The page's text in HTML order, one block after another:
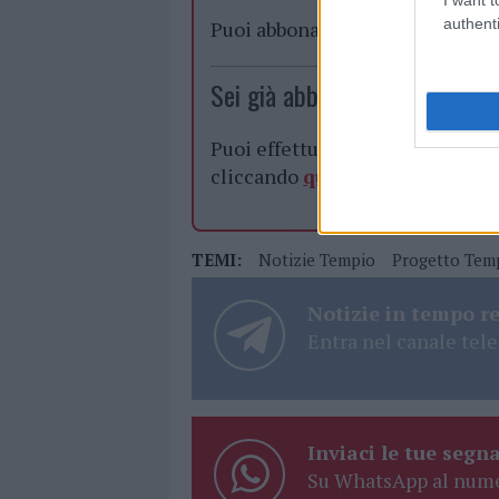
Puoi abbonarti a soli € 1,10 al
Sei già abbonato?
Puoi effettuare l'accesso
cliccando qui
TEMI: Notizie Tempio Progetto
Notizie in tempo
Entra nel canale
Inviaci le tue
Su WhatsApp al